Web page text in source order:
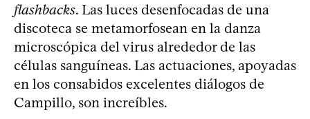
flashbacks. Las luces desenfocadas de una
discoteca se metamorfosean en la danza
microscópica del virus alrededor de las
células sanguíneas. Las actuaciones, apoyadas
en los consabidos excelentes diálogos de
Campillo, son increíbles.